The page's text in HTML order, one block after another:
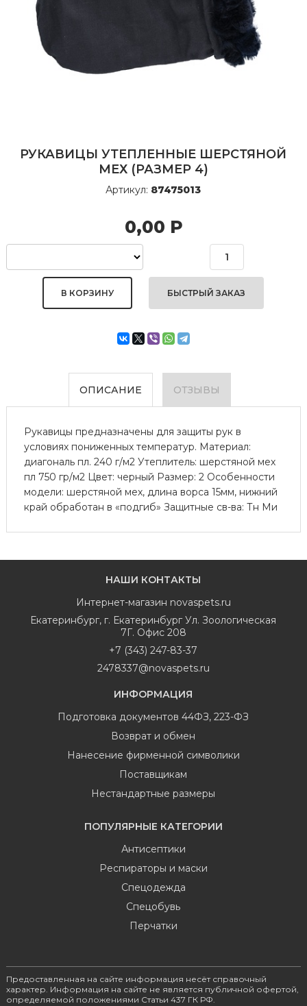
РУКАВИЦЫ УТЕПЛЕННЫЕ ШЕРСТЯНОЙ
МЕХ (РАЗМЕР 4)
Артикул: 87475013
0,00 Р
БЫСТРЫЙ ЗАКАЗ
ОПИСАНИЕ ОТЗЫВЫ
Рукавицы предназначены для защиты рук в
условиях пониженных температур. Материал:
диагональ пл. 240 г/м2 Утеплитель: шерстяной мех
пл 750 гр/м2 Цвет: черный Размер: 2 Особенности
модели: шерстяной мех, длина ворса 15мм, нижний
край обработан в «подгиб» Защитные св-ва: Тн Ми
НАШИ КОНТАКТЫ
Интернет-магазин novaspets.ru
Екатеринбург, г. Екатеринбург Ул. Зоологическая
7Г. Офис 208
+7 (343) 247-83-37
2478337@novaspets.ru
ИНФОРМАЦИЯ
Подготовка документов 44ФЗ, 223-ФЗ
Возврат и обмен
Нанесение фирменной символики
Поставщикам
Нестандартные размеры
ПОПУЛЯРНЫЕ КАТЕГОРИИ
Антисептики
Респираторы и маски
Спецодежда
Спецобувь
Перчатки
Предоставленная на сайте информация несёт справочный
характер. Информация на сайте не является публичной офертой,
определяемой положениями Статьи 437 ГК РФ.